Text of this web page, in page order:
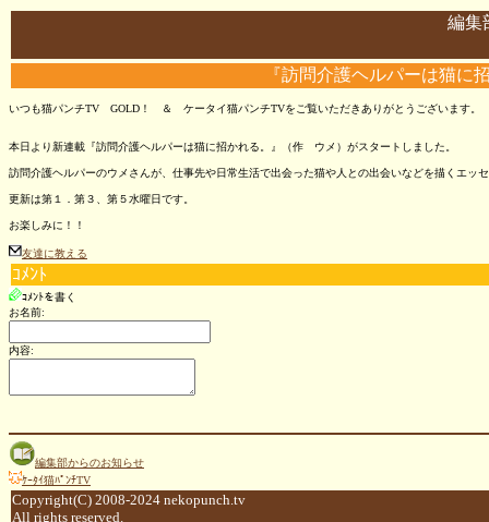
編集
『訪問介護ヘルパーは猫
いつも猫パンチTV GOLD！ ＆ ケータイ猫パンチTVをご覧いただきありがとうございます。
本日より新連載『訪問介護ヘルパーは猫に招かれる。』（作 ウメ）がスタートしました。
訪問介護ヘルパーのウメさんが、仕事先や日常生活で出会った猫や人との出会いなどを描くエッ
更新は第１．第３、第５水曜日です。
お楽しみに！！
友達に教える
ｺﾒﾝﾄ
ｺﾒﾝﾄを書く
お名前:
内容:
編集部からのお知らせ
ｹｰﾀｲ猫ﾊﾟﾝﾁTV
Copyright(C) 2008-2024 nekopunch.tv
All rights reserved.